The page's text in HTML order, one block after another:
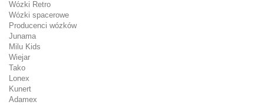
Wózki Retro
Wózki spacerowe
Producenci wózków
Junama
Milu Kids
Wiejar
Tako
Lonex
Kunert
Adamex